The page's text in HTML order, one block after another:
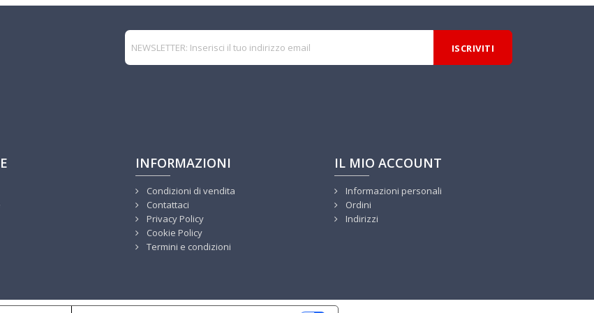
INFORMAZIONI
Condizioni di vendita
Contattaci
Privacy Policy
Cookie Policy
Termini e condizioni
IL MIO ACCOUNT
Informazioni personali
Ordini
Indirizzi